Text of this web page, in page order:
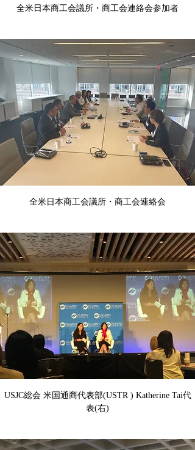
全米日本商工会議所・商工会連絡会参加者
全米日本商工会議所・商工会連絡会
USJC総会 米国通商代表部(USTR ) Katherine Tai代
表(右)